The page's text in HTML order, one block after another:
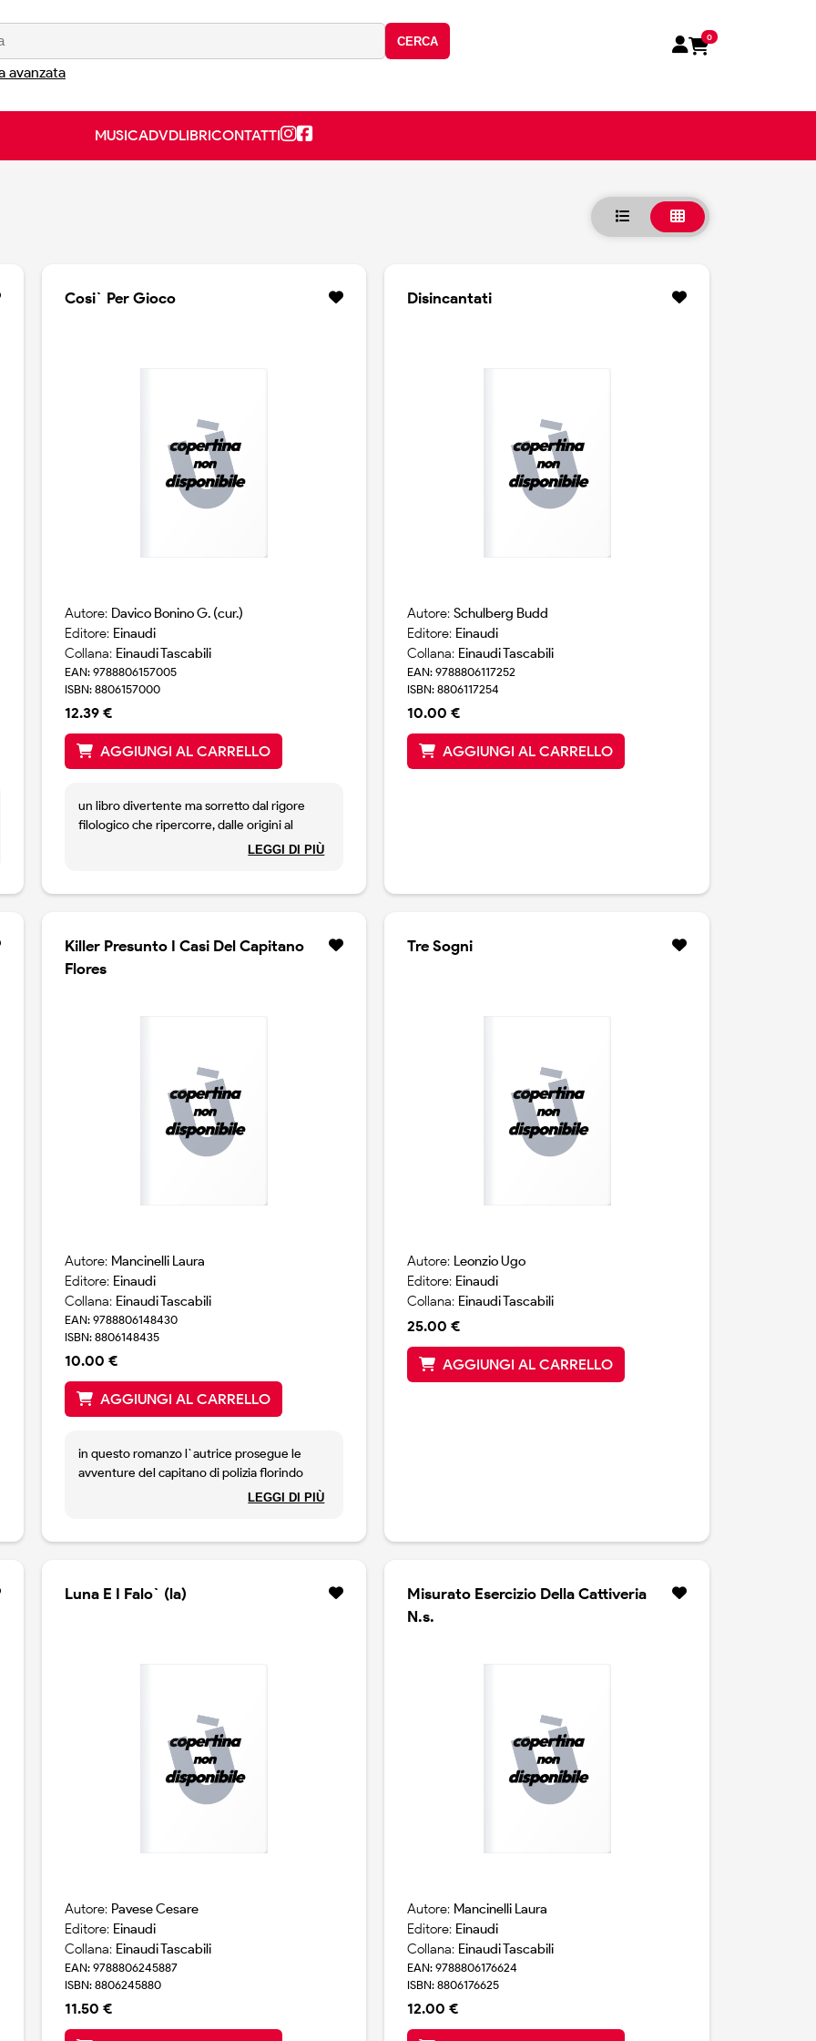
CERCA
avanzata
0
MUSICADVDLIBRICONTATTI
Cosi` Per Gioco
Autore: Davico Bonino G. (cur.)
Editore: Einaudi
Collana: Einaudi Tascabili
EAN: 9788806157005
ISBN: 8806157000
12.39 €
AGGIUNGI AL CARRELLO
un libro divertente ma sorretto dal rigore
filologico che ripercorre, dalle origini al
secolo scorso, l`altra poesia, quella bassa,
"severi", come dante, della casa, parini, monti,
leopardi - attraverso i quali guido davico
bonino esplora i molteplici sentieri di
presentato da un breve cappello
LEGGI DI PIÙ
Disincantati
Autore:Schulberg Budd
Editore: Einaudi
Collana: Einaudi Tascabili
EAN: 9788806117252
ISBN: 8806117254
10.00 €
AGGIUNGI AL CARRELLO
Killer Presunto I Casi Del Capitano
Flores
Autore: Mancinelli Laura
Editore: Einaudi
Collana: Einaudi Tascabili
EAN: 9788806148430
ISBN: 8806148435
10.00 €
AGGIUNGI AL CARRELLO
in questo romanzo l`autrice prosegue le
avventure del capitano di polizia florindo
flores, ormai felicemente in pensione. ma il
consueto spirito indagatore e metodico, e
piu` sembra intricarsi e piu` lo appassiona e
LEGGI DI PIÙ
Tre Sogni
Autore: Leonzio Ugo
Editore: Einaudi
Collana: Einaudi Tascabili
25.00 €
AGGIUNGI AL CARRELLO
Luna E I Falo` (la)
Autore: Pavese Cesare
Editore: Einaudi
Collana: Einaudi Tascabili
EAN: 9788806245887
ISBN: 8806245880
11.50 €
Misurato Esercizio Della Cattiveria
N.s.
Autore: Mancinelli Laura
Editore: Einaudi
Collana: Einaudi Tascabili
EAN: 9788806176624
ISBN: 8806176625
12.00 €